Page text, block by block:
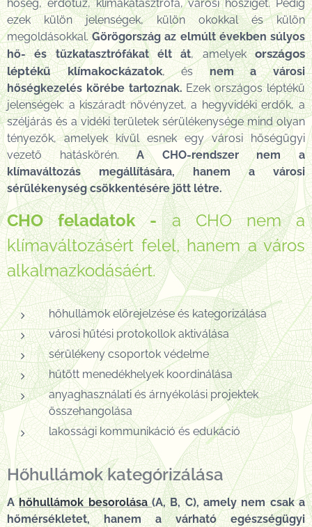
hőség, erdőtűz, klímakatasztrófa, városi hősziget. Pedig
ezek külön jelenségek, külön okokkal és külön
megoldásokkal.Görögország az elmúlt években súlyos
hő- és tűzkatasztrófákat élt át, amelyekországos
léptékű klímakockázatok, ésnem a városi
hőségkezelés körébe tartoznak. Ezek országos léptékű
jelenségek: a kiszáradt növényzet, a hegyvidéki erdők, a
széljárás és a vidéki területek sérülékenysége mind olyan
tényezők, amelyek kívül esnek egy városi hőségügyi
vezető hatáskörén.A CHO-rendszer nem a
klímaváltozás megállítására, hanem a városi
sérülékenység csökkentésére jött létre.
CHO feladatok -a CHO nem a
klímaváltozásért felel, hanem a város
alkalmazkodásáért.
hőhullámok előrejelzése és kategorizálása
városi hűtési protokollok aktiválása
sérülékeny csoportok védelme
hűtött menedékhelyek koordinálása
anyaghasználati és árnyékolási projektek
összehangolása
lakossági kommunikáció és edukáció
Hőhullámok kategórizálása
Ahőhullámok besorolása(A, B, C), amely nem csak a
hőmérsékletet, hanem a várható egészségügyi